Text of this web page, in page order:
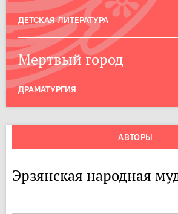
ДЕТСКАЯ ЛИТЕРАТУРА
Мертвый город
ДРАМАТУРГИЯ
АВТОРЫ
Эрзянская народная